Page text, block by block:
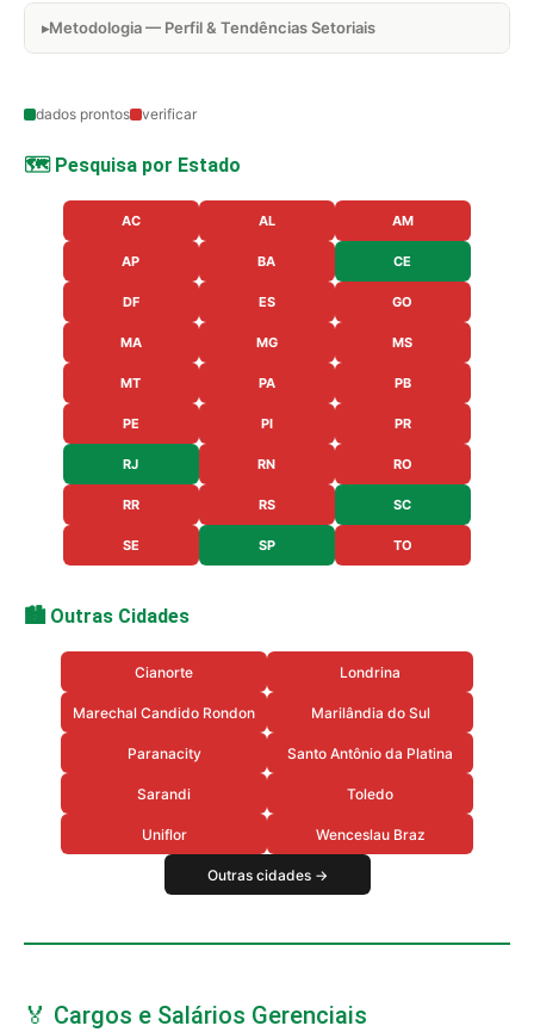
Metodologia — Perfil & Tendências Setoriais
dados prontos verificar
🗺️ Pesquisa por Estado
AC AL AM
AP BA CE
DF ES GO
MA MG MS
MT PA PB
PE PI PR
RJ RN RO
RR RS SC
SE SP TO
🏙️ Outras Cidades
Cianorte Londrina
Marechal Candido Rondon Marilândia do Sul
Paranacity Santo Antônio da Platina
Sarandi Toledo
Uniflor Wenceslau Braz
Outras cidades →
🏅 Cargos e Salários Gerenciais